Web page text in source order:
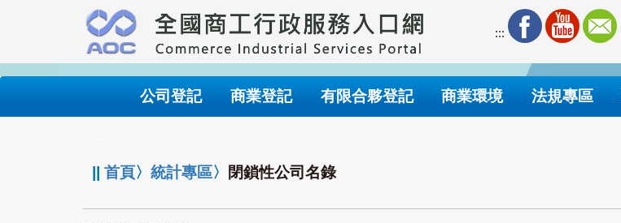
要
內
:::
公司登記 商業登記 有限合夥登記 商業環境 法規專區
||首頁〉統計專區〉 閉鎖性公司名錄